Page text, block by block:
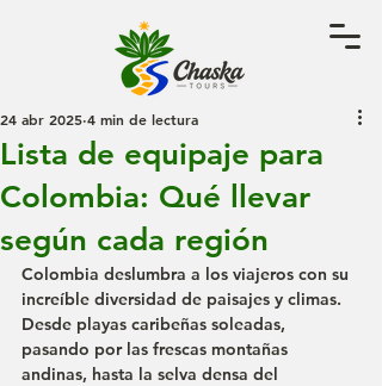
Lista de equipaje para
Colombia: Qué llevar
según cada región
24 abr 2025 4 min de lectura
Colombia deslumbra a los viajeros con su
increíble diversidad de paisajes y climas.
Desde playas caribeñas soleadas,
pasando por las frescas montañas
andinas, hasta la selva densa del